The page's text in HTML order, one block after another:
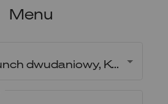
Menu
Śniadanie, Lunch dwudaniowy, Kolacja